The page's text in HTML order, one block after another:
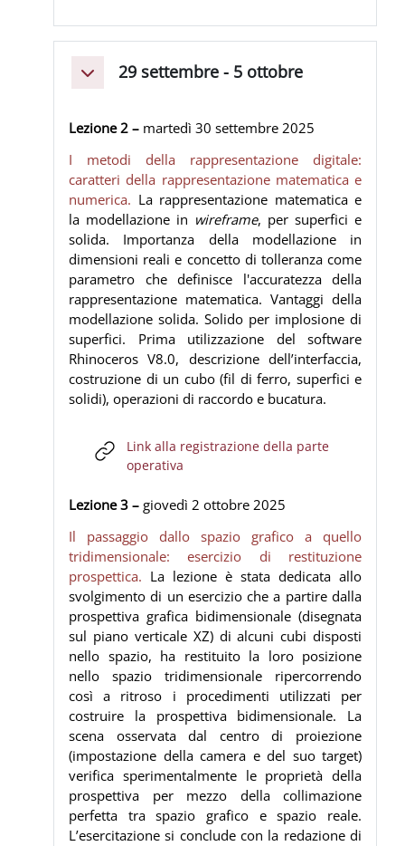
Minimizza29 settembre - 5 ottobre
Lezione 2 – martedì 30 settembre 2025
I metodi della rappresentazione digitale:
caratteri della rappresentazione matematica e
numerica. La rappresentazione matematica e
la modellazione in wireframe, per superfici e
solida. Importanza della modellazione in
dimensioni reali e concetto di tolleranza come
parametro che definisce l'accuratezza della
rappresentazione matematica. Vantaggi della
modellazione solida. Solido per implosione di
superfici. Prima utilizzazione del software
Rhinoceros V8.0, descrizione dell’interfaccia,
costruzione di un cubo (fil di ferro, superfici e
solidi), operazioni di raccordo e bucatura.
Link alla registrazione della parte
operativa
Lezione 3 –giovedì 2 ottobre 2025
Il passaggio dallo spazio grafico a quello
tridimensionale: esercizio di restituzione
prospettica. La lezione è stata dedicata allo
svolgimento di un esercizio che a partire dalla
prospettiva grafica bidimensionale (disegnata
sul piano verticale XZ) di alcuni cubi disposti
nello spazio, ha restituito la loro posizione
nello spazio tridimensionale ripercorrendo
così a ritroso i procedimenti utilizzati per
costruire la prospettiva bidimensionale. La
scena osservata dal centro di proiezione
(impostazione della camera e del suo target)
verifica sperimentalmente le proprietà della
prospettiva per mezzo della collimazione
perfetta tra spazio grafico e spazio reale.
L’esercitazione si conclude con la redazione di